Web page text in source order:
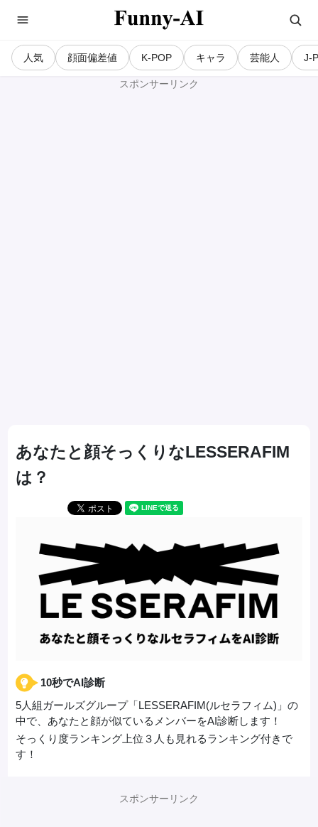
人気 顔面偏差値 K-POP キャラ 芸能人 J-
スポンサーリンク
あなたと顔そっくりなLESSERAFIM
は？
10秒でAI診断
5人組ガールズグループ「LESSERAFIM(ルセラフィム)」の
中で、あなたと顔が似ているメンバーをAI診断します！
そっくり度ランキング上位３人も見れるランキング付きで
す！
スポンサーリンク